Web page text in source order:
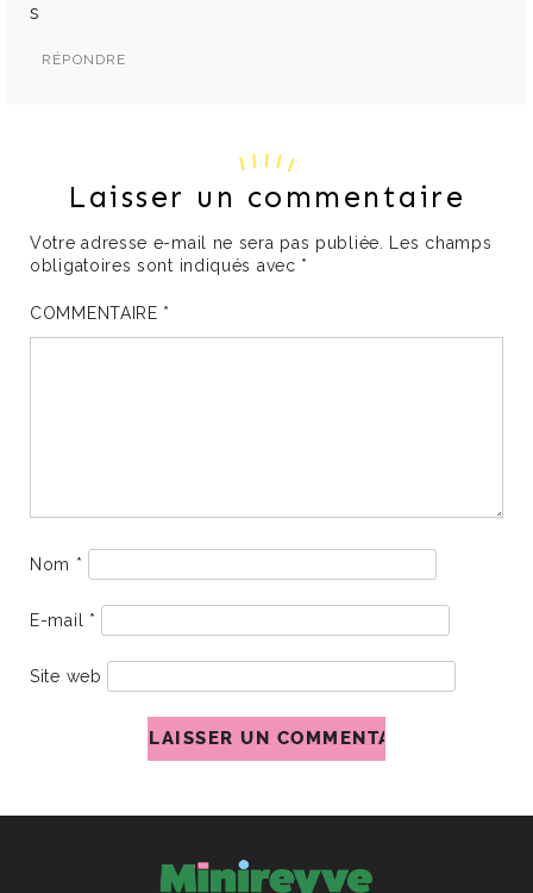
s
RÉPONDRE
Laisser un commentaire
Votre adresse e-mail ne sera pas publiée. Les champs
obligatoires sont indiqués avec *
COMMENTAIRE *
Nom *
E-mail *
Site web